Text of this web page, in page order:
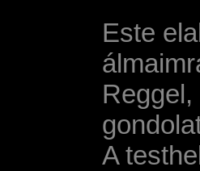
Este
A